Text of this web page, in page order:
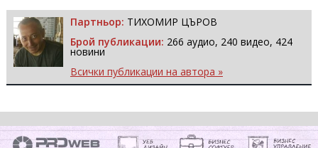
Партньор: ТИХОМИР ЦЪРОВ
Брой публикации: 266 аудио, 240 видео, 424
новини
Всички публикации на автора »